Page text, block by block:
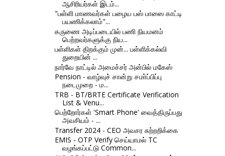
ஆசிரியர்கள் இடம்...
"பள்ளி மாணவர்கள் பழைய பஸ் பாஸை காட்டி
பயணிக்கலாம்"...
கருணை அடிப்படையில் பணி நியமனம்
பெற்றவர்களுக்கு நிய...
பள்ளிகள் திறக்கும் முன்... பள்ளிக்கல்வி
துறையின் ...
நார்வே நாட்டில் அமைச்சர் அன்பில் மகேஸ்
Pension - வாழ்வுச் சான்று சமா்ப்பிப்பு
நடைமுறை - ம...
TRB - BT/BRTE Certificate Verification
List & Venu...
பெற்றோர்கள் 'Smart Phone' வைத்திருப்பது
அவசியம் - ...
Transfer 2024 - CEO அவசர சுற்றறிக்கை
EMIS - OTP Verify செய்யாமல் TC
வழங்கப்பட்டு Common...